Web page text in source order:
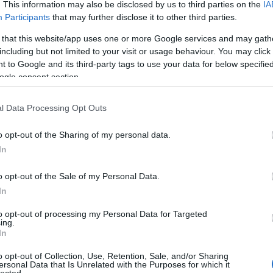
This information may also be disclosed by us to third parties on the
Participants that may further disclose it to other third parties.
this website/app uses one or more Google services and may
but not limited to your visit or usage behaviour. You may
to Google and its third-party tags to use your data for below
consent section.
Data Processing Opt Outs
opt-out of the Sharing of my personal data.
opt-out of the Sale of my Personal Data.
opt-out of processing my Personal Data for Targeted
opt-out of Collection, Use, Retention, Sale, and/or Sharing
Data that Is Unrelated with the Purposes for which it
az 5 közül.
Válasz erre
a te meccseden volt gól (3 is) az osztrákoknál az első
2018.05.21. 17:06:15
odds.